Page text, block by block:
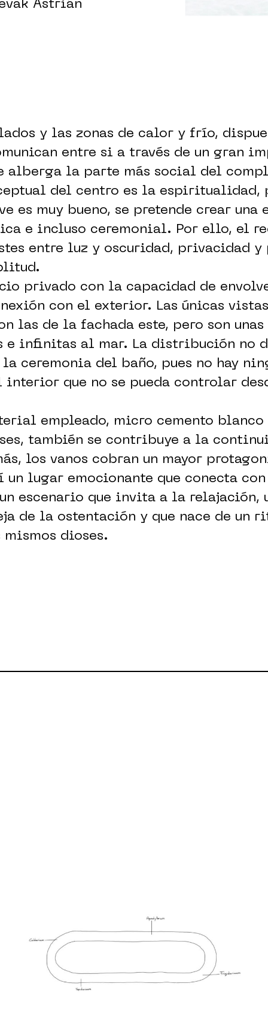
Astrián
y las zonas de calor y frío,
entre si a través de un gran
alberga la parte más social del
del centro es la espiritualidad,
es muy bueno, se pretende crear una
e incluso ceremonial. Por ello, el
entre luz y oscuridad, privacidad
privado con la capacidad de
con el exterior. Las únicas
las de la fachada este, pero son
e infinitas al mar. La distribución no
ceremonia del baño, pues no hay
que no se pueda controlar
empleado, micro cemento blanco
también se contribuye a la
los vanos cobran un mayor
un lugar emocionante que conecta
escenario que invita a la relajación,
de la ostentación y que nace de un
dioses.